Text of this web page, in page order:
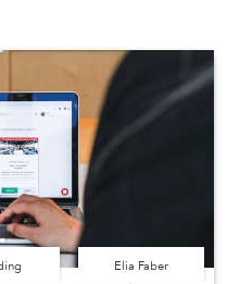
Elia Faber